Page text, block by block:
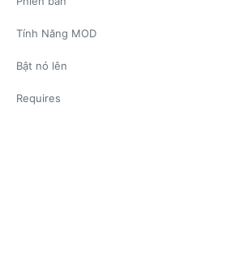
Tính Năng MOD
Bật nó lên
Requires